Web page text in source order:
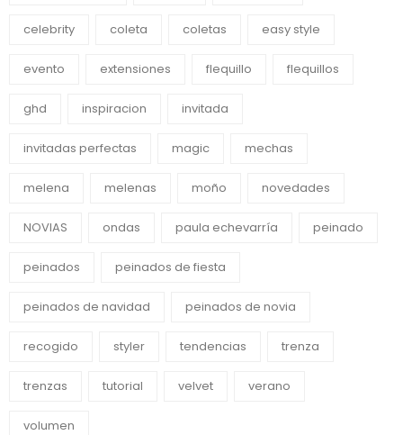
celebrity coleta coletas easy style
evento extensiones flequillo flequillos
ghd inspiracion invitada
invitadas perfectas magic mechas
melena melenas moño novedades
NOVIAS ondas paula echevarría peinado
peinados peinados de fiesta
peinados de navidad peinados de novia
recogido styler tendencias trenza
trenzas tutorial velvet verano
volumen